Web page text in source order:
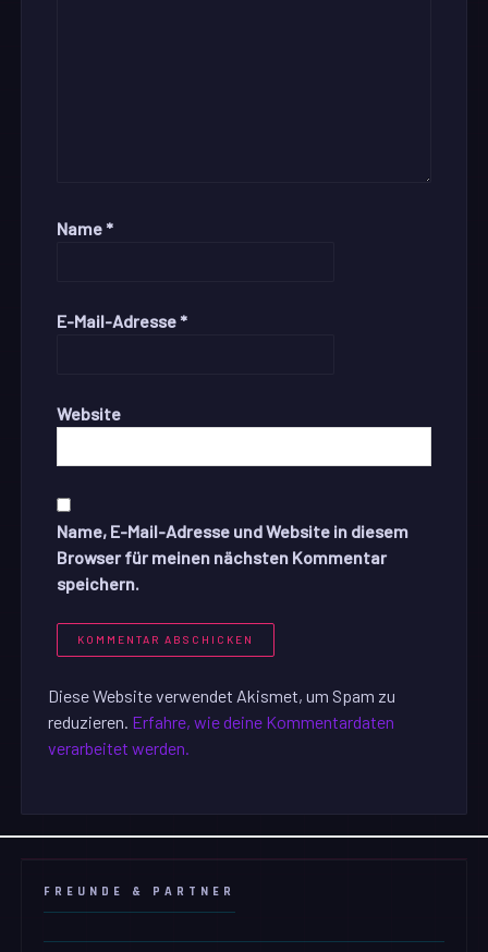
Name *
E-Mail-Adresse *
Website
Name, E-Mail-Adresse und Website in diesem
Browser für meinen nächsten Kommentar
speichern.
Diese Website verwendet Akismet, um Spam zu
reduzieren. Erfahre, wie deine Kommentardaten
verarbeitet werden.
FREUNDE & PARTNER